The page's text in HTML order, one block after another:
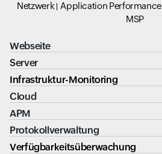
Netzwerk
Application Performance
MSP
Webseite
Server
Infrastruktur-Monitoring
Cloud
APM
Protokollverwaltung
Verfügbarkeitsüberwachung